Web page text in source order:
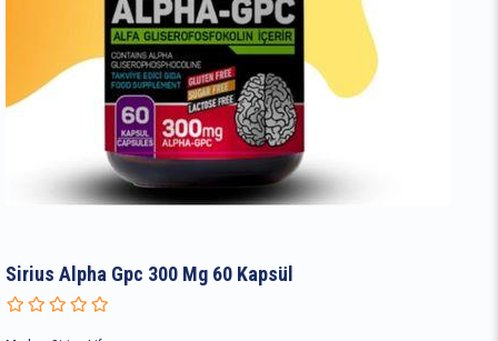
Sirius Alpha Gpc 300 Mg 60 Kapsül